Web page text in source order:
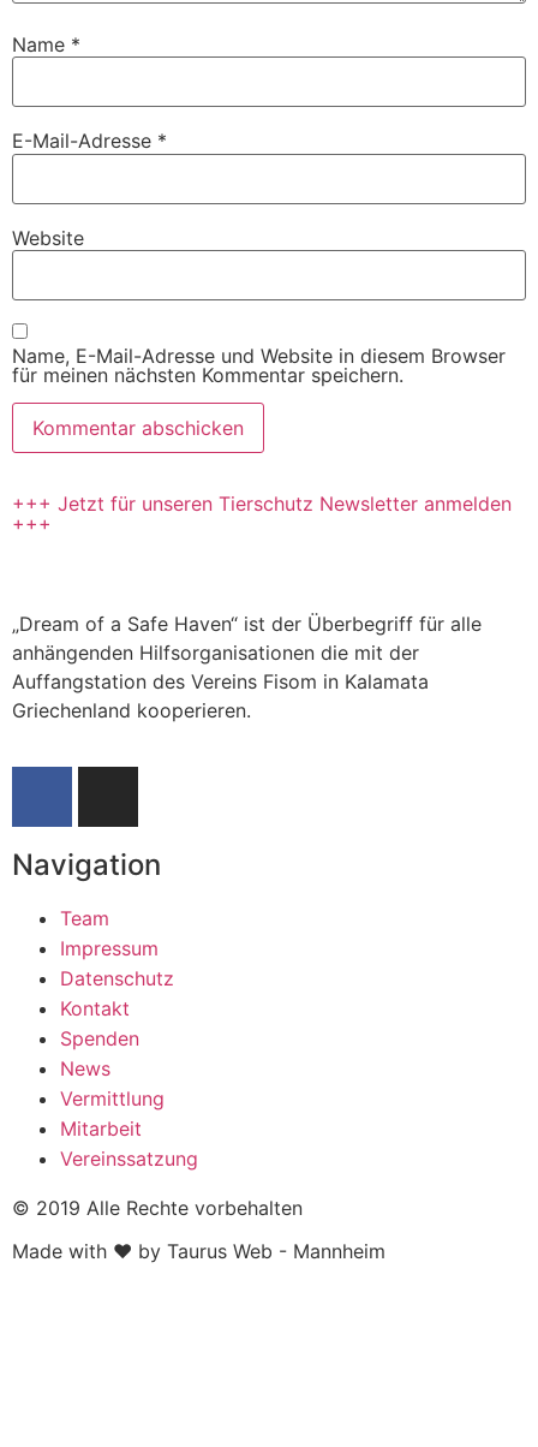
Name *
E-Mail-Adresse *
Website
Name, E-Mail-Adresse und Website in diesem Browser
für meinen nächsten Kommentar speichern.
+++ Jetzt für unseren Tierschutz Newsletter anmelden
+++
„Dream of a Safe Haven“ ist der Überbegriff für alle
anhängenden Hilfsorganisationen die mit der
Auffangstation des Vereins Fisom in Kalamata
Griechenland kooperieren.
Navigation
Team
Impressum
Datenschutz
Kontakt
Spenden
News
Vermittlung
Mitarbeit
Vereinssatzung
© 2019 Alle Rechte vorbehalten
Made with ❤ by Taurus Web - Mannheim